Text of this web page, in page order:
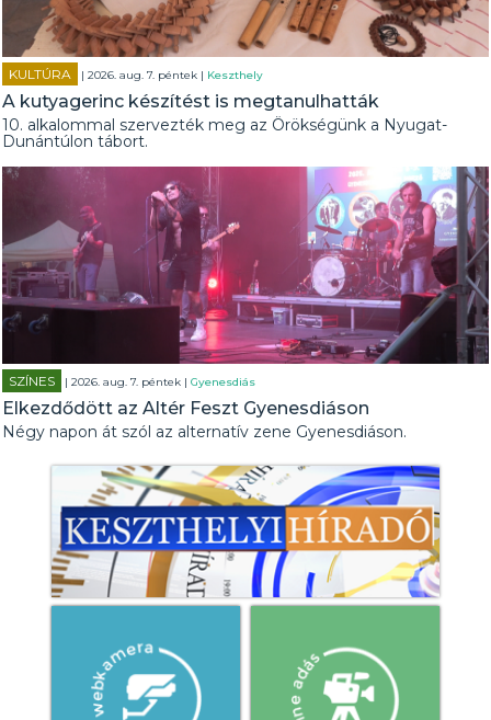
KULTÚRA | 2026. aug. 7. péntek | Keszthely
A kutyagerinc készítést is megtanulhatták
10. alkalommal szervezték meg az Örökségünk a Nyugat-
Dunántúlon tábort.
SZÍNES | 2026. aug. 7. péntek |Gyenesdiás
Elkezdődött az Altér Feszt Gyenesdiáson
Négy napon át szól az alternatív zene Gyenesdiáson.